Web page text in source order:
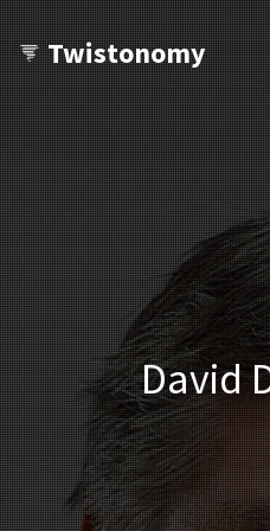
Twistonomy
David